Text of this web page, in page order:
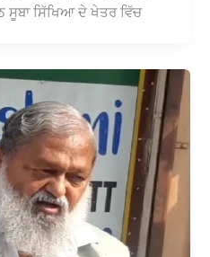
ਸੂਬਾ ਸਿੱਖਿਆ ਦੇ ਖੇਤਰ ਵਿੱਚ